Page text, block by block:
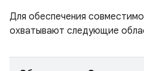
Для обеспечения
охватывают следующие